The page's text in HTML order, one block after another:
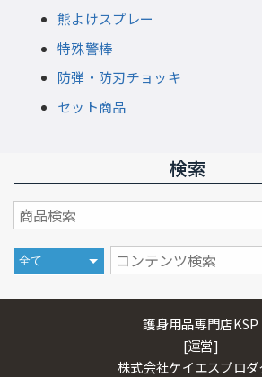
熊よけスプレー
特殊警棒
防弾・防刃チョッキ
セット商品
検索
護身用品専門店KSP
[運営]
株式会社ケイエスプロダ